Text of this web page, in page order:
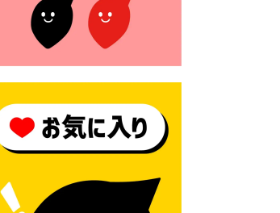
2026年6月23日 （一財）豊前
市佐野・則尾育英会奨学生募
2026年6月18日 セアカゴケグ
モにご注意ください！
ェルターの指定